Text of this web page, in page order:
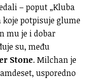
– poput „Kluba
koje potpisuje glume
mu je i dobar
su, među
Stone. Milchan je
usporedno